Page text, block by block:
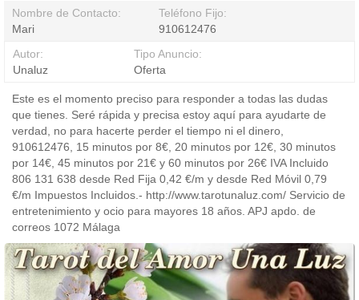
Nombre de Contacto:
Mari
Teléfono Fijo:
910612476
Autor:
Unaluz
Tipo Anuncio:
Oferta
Este es el momento preciso para responder a todas las dudas
que tienes. Seré rápida y precisa estoy aquí para ayudarte de
verdad, no para hacerte perder el tiempo ni el dinero,
910612476, 15 minutos por 8€, 20 minutos por 12€, 30 minutos
por 14€, 45 minutos por 21€ y 60 minutos por 26€ IVA Incluido
806 131 638 desde Red Fija 0,42 €/m y desde Red Móvil 0,79
€/m Impuestos Incluidos.- http://www.tarotunaluz.com/ Servicio de
entretenimiento y ocio para mayores 18 años. APJ apdo. de
correos 1072 Málaga